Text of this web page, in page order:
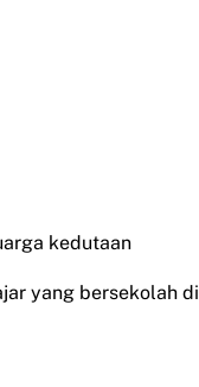
kedutaan
yang bersekolah